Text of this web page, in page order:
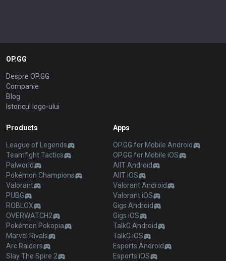
OP.GG
Despre OP.GG
Companie
Blog
Istoricul logo-ului
Products
League of Legends
Teamfight Tactics
Palworld
Pokémon Champions
Valorant
PUBG
ROBLOX
OVERWATCH2
Pokémon Pokopia
Marvel Rivals
Arc Raiders
Slay The Spire 2
Apps
OP.GG for Mobile Android
OP.GG for Mobile iOS
AllT Android
AllT iOS
Valorant Android
Valorant iOS
Gigs Android
Gigs iOS
TalkG Android
TalkG iOS
Esports Android
Esports iOS